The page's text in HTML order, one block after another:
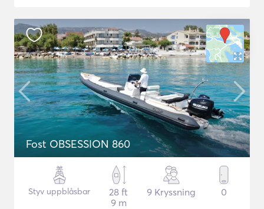
Fost OBSESSION 860
Styv uppblåsbar
28 ft
9 m
9 Kryssning 0